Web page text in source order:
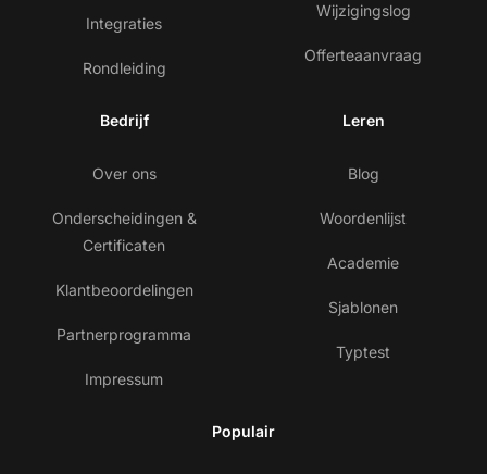
Integraties
Rondleiding
Wijzigingslog
Offerteaanvraag
Bedrijf
Over ons
Onderscheidingen &
Certificaten
Klantbeoordelingen
Partnerprogramma
Impressum
Leren
Blog
Woordenlijst
Academie
Sjablonen
Typtest
Populair